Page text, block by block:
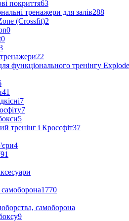
покриття63
тренажери для залів288
(Crossfit)2
0
0
22
функціонального тренінгу Explode
41
7
7
5
тренінг і Кроссфіт37
4
1770
самоборона
9